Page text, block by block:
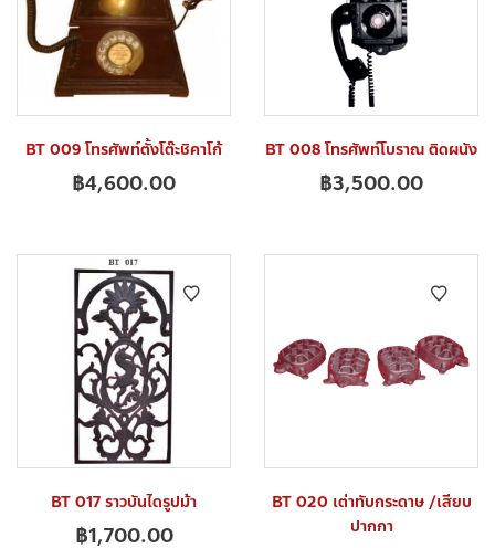
BT 009 โทรศัพท์ตั้งโต๊ะชิคาโก้
฿4,600.00
BT 008 โทรศัพท์โบราณ ติดผนัง
฿3,500.00
BT 017 ราวบันไดรูปม้า
฿1,700.00
BT 020 เต่าทับกระดาษ /เสียบ
ปากกา